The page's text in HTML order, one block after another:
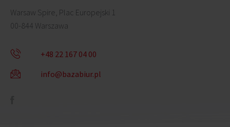
Warsaw Spire, Plac Europejski 1
00-844 Warszawa
+48 22 167 04 00
info@bazabiur.pl